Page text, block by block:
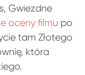
Gwiezdne
oceny filmu po
tam Złotego
która